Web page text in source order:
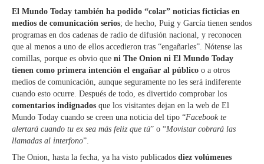
El Mundo Today también ha podido “colar” noticias ficticias en
medios de comunicación serios; de hecho, Puig y García tienen sendos
programas en dos cadenas de radio de difusión nacional, y reconocen
que al menos a uno de ellos accedieron tras “engañarles”. Nótense las
comillas, porque es obvio que ni The Onion ni El Mundo Today
tienen como primera intención el engañar al público o a otros
medios de comunicación, aunque seguramente no les será indiferente
cuando esto ocurre. Después de todo, es divertido comprobar los
comentarios indignados que los visitantes dejan en la web de El
Mundo Today cuando se creen una noticia del tipo “Facebook te
alertará cuando tu ex sea más feliz que tú” o “Movistar cobrará las
llamadas al interfono”.
The Onion, hasta la fecha, ya ha visto publicados diez volúmenes